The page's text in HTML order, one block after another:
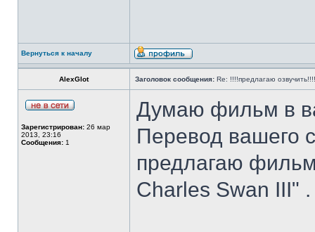
Вернуться к началу
AlexGlot Заголовок сообщения: Re: !!!!предлагаю озвучить!!!!
Зарегистрирован: 26 мар
2013, 23:16
Сообщения: 1
Думаю фильм в
Перевод вашего
предлагаю
Charles Swan III" .